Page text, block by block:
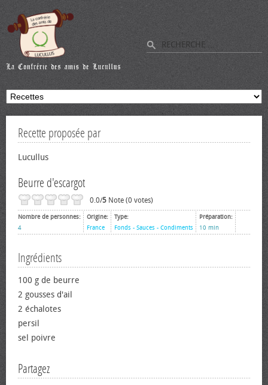
Recette proposée par
Lucullus
Beurre d'escargot
0.0/5 Note (0 votes)
Nombre de personnes:
4
Origine:
France
Type:
Fonds - Sauces - Condiments
Préparation:
10 min
Ingrédients
100 g de beurre
2 gousses d'ail
2 échalotes
persil
sel poivre
Partagez